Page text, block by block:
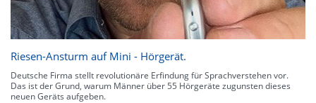
Riesen-Ansturm auf Mini - Hörgerät.
Deutsche Firma stellt revolutionäre Erfindung für Sprachverstehen vor.
Das ist der Grund, warum Männer über 55 Hörgeräte zugunsten dieses
neuen Geräts aufgeben.